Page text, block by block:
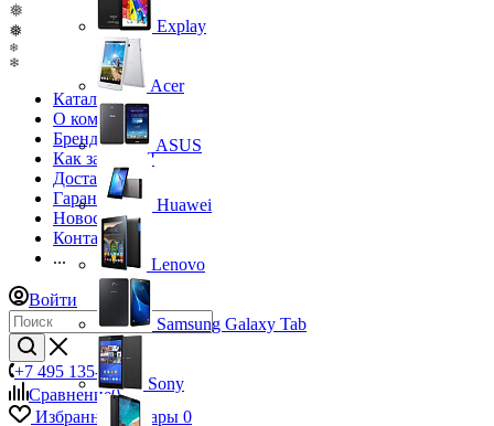
❅
❅
❄
❄
Каталог
О компании
Бренды
Как заказать?
Доставка
Гарантия
Новости
Контакты
...
Войти
+7 495 135-39-43
Сравнение0
Избранные товары 0
Explay
Acer
ASUS
Huawei
Lenovo
Samsung Galaxy Tab
Sony